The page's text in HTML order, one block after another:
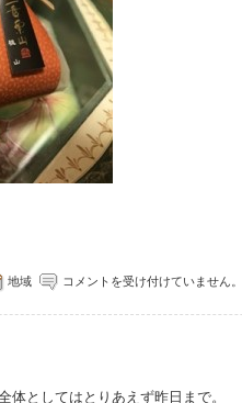
地域 コメントを受け付けていません。
体としてはとりあえず昨日まで。